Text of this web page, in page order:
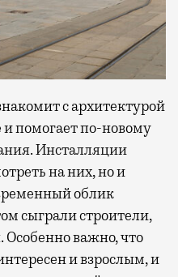
с архитектурой
помогает по-новому
Инсталляции
на них, но и
облик
сыграли строители,
важно, что
и взрослым, и